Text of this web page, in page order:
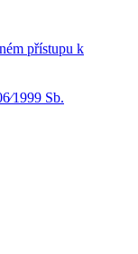
přístupu k
Sb.